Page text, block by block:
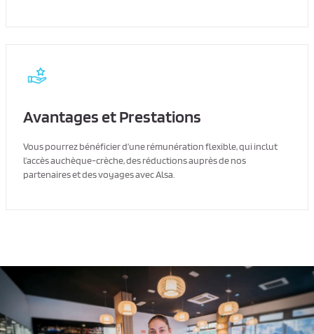
Avantages et Prestations
Vous pourrez bénéficier d’une rémunération flexible, qui inclut
l’accès auchèque-crèche, des réductions auprès de nos
partenaires et des voyages avec Alsa.